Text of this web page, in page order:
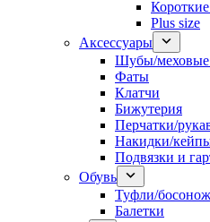
Plus size
Аксессуары
Шубы/меховые
Фаты
Клатчи
Бижутерия
Перчатки/
Накидки/
Подвязки и
Обувь
Туфли/
Балетки